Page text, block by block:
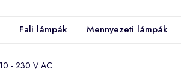
Fali lámpák Mennyezeti lámpák
- 230 V AC